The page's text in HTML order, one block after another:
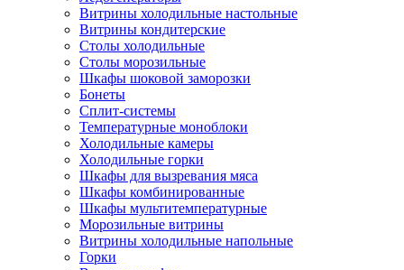
Витрины холодильные настольные
Витрины кондитерские
Столы холодильные
Столы морозильные
Шкафы шоковой заморозки
Бонеты
Сплит-системы
Температурные моноблоки
Холодильные камеры
Холодильные горки
Шкафы для вызревания мяса
Шкафы комбинированные
Шкафы мультитемпературные
Морозильные витрины
Витрины холодильные напольные
Горки